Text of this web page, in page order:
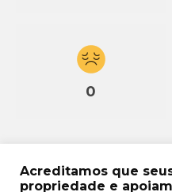
0
Acreditamos que
propriedade e